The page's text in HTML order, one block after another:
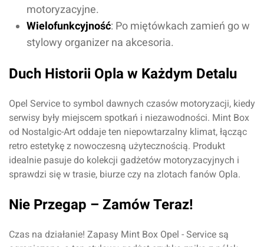
motoryzacyjne.
Wielofunkcyjność: Po miętówkach zamień go w
stylowy organizer na akcesoria.
Duch Historii Opla w Każdym Detalu
Opel Service to symbol dawnych czasów motoryzacji, kiedy
serwisy były miejscem spotkań i niezawodności. Mint Box
od Nostalgic-Art oddaje ten niepowtarzalny klimat, łącząc
retro estetykę z nowoczesną użytecznością. Produkt
idealnie pasuje do kolekcji gadżetów motoryzacyjnych i
sprawdzi się w trasie, biurze czy na zlotach fanów Opla.
Nie Przegap – Zamów Teraz!
Czas na działanie! Zapasy Mint Box Opel - Service są
Oceń produkt
Przyznaj ocenę: